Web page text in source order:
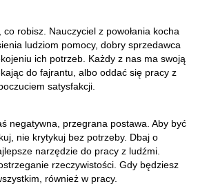
robisz. Nauczyciel z powołania kocha
ludziom pomocy, dobry sprzedawca
ich potrzeb. Każdy z nas ma swoją
do fajrantu, albo oddać się pracy z
satysfakcji.
negatywna, przegrana postawa. Aby być
nie krytykuj bez potrzeby. Dbaj o
narzędzie do pracy z ludźmi.
rzeczywistości. Gdy będziesz
również w pracy.